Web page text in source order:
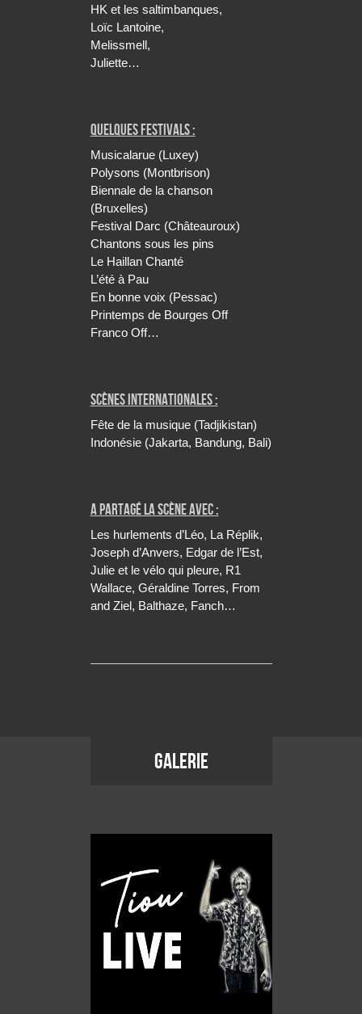
HK et les saltimbanques,
Loïc Lantoine,
Melissmell,
Juliette…
Quelques festivals :
Musicalarue (Luxey)
Polysons (Montbrison)
Biennale de la chanson
(Bruxelles)
Festival Darc (Châteauroux)
Chantons sous les pins
Le Haillan Chanté
L’été à Pau
En bonne voix (Pessac)
Printemps de Bourges Off
Franco Off…
Scènes internationales :
Fête de la musique (Tadjikistan)
Indonésie (Jakarta, Bandung, Bali)
A partagé la scène avec :
Les hurlements d’Léo, La Réplik,
Joseph d’Anvers, Edgar de l’Est,
Julie et le vélo qui pleure, R1
Wallace, Géraldine Torres, From
and Ziel, Balthaze, Fanch…
GALERIE